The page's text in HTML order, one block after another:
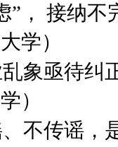
”， 接纳不
学）
象亟待纠
）
不传谣，